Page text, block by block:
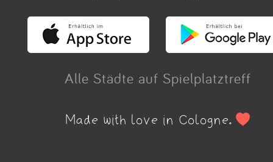
Alle Städte auf Spielplatztreff
Made with love in Cologne.